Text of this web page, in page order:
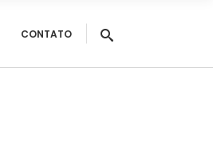
CONTATO